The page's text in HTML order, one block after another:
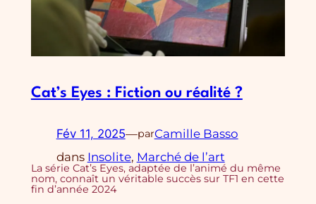
Cat’s Eyes : Fiction ou réalité ?
Fév 11, 2025—parCamille Basso
dans Insolite, Marché de l’art
La série Cat’s Eyes, adaptée de l’animé du même
nom, connaît un véritable succès sur TF1 en cette
fin d’année 2024